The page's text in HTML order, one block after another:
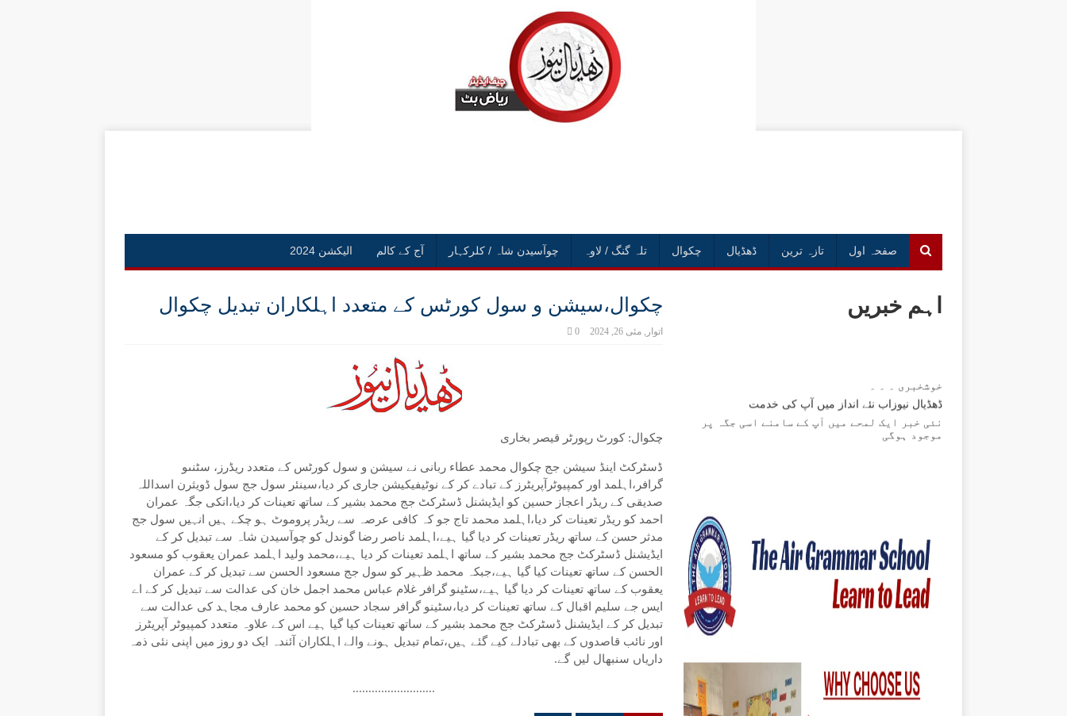
صفحہ اول تازہ ترین ڈھڈیال چکوال تلہ گنگ / لاوہ چوآسیدن شاہ / کلرکہار آج کے کالم الیکشن 2024
چکوال،سیشن و سول کورٹس کے متعدد اہلکاران تبدیل چکوال
اتوار, مئی 26, 2024 0
چکوال: کورٹ رپورٹر قیصر بخاری
ڈسٹرکٹ اینڈ سیشن جج چکوال محمد عطاء ربانی نے سیشن و سول کورٹس کے متعدد ریڈرز، سٹنںو
گرافر،اہلمد اور کمپیوٹرآپریٹرز کے تبادے کر کے نوٹیفیکیشن جاری کر دیا،سینئر سول جج سول ڈویثرن اسداللہ
صدیقی کے ریڈر اعجاز حسین کو ایڈیشنل ڈسٹرکٹ جج محمد بشیر کے ساتھ تعینات کر دیا،انکی جگہ عمران
احمد کو ریڈر تعینات کر دیا،اہلمد محمد تاج جو کہ کافی عرصہ سے ریڈر پروموٹ ہو چکے ہیں انہیں سول جج
مدثر حسن کے ساتھ ریڈر تعینات کر دیا گیا ہیے،اہلمد ناصر رضا گوندل کو چوآسیدن شاہ سے تبدیل کر کے
ایڈیشنل ڈسٹرکٹ جج محمد بشیر کے ساتھ اہلمد تعینات کر دیا ہیے،محمد ولید اہلمد عمران یعقوب کو مسعود
الحسن کے ساتھ تعینات کیا گیا ہیے،جبکہ محمد ظہیر کو سول جج مسعود الحسن سے تبدیل کر کے عمران
یعقوب کے ساتھ تعینات کر دیا گیا ہیے،سٹینو گرافر غلام عباس محمد اجمل خان کی عدالت سے تبدیل کر کے اے
ایس جے سلیم اقبال کے ساتھ تعینات کر دیا،سٹینو گرافر سجاد حسین کو محمد عارف مجاہد کی عدالت سے
تبدیل کر کے ایڈیشنل ڈسٹرکٹ جج محمد بشیر کے ساتھ تعینات کیا گیا ہیے اس کے علاوہ متعدد کمپیوٹر آپریٹرز
اور نائب قاصدوں کے بھی تبادلے کیے گئے ہیں،تمام تبدیل ہونے والے اہلکاران آئندہ ایک دو روز میں اپنی نئی ذمہ
داریاں سنبھال لیں گے.
..........................
اہم خبریں
ڈھڈیال نیوزاب نئے انداز میں آپ کی خدمت
نئی خبر ایک لمحے میں آپ کے سامنے اسی جگہ پر